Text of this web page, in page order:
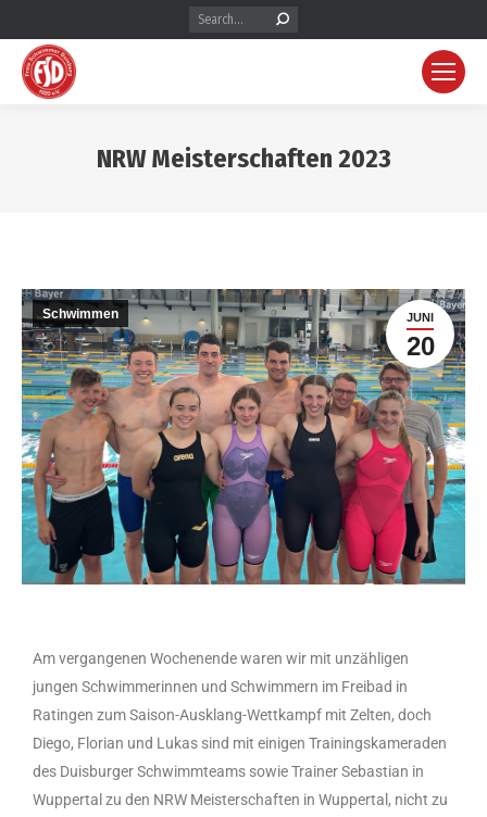
NRW Meisterschaften 2023
JUNI
20
Schwimmen
Am vergangenen Wochenende waren wir mit unzähligen
jungen Schwimmerinnen und Schwimmern im Freibad in
Ratingen zum Saison-Ausklang-Wettkampf mit Zelten, doch
Diego, Florian und Lukas sind mit einigen Trainingskameraden
des Duisburger Schwimmteams sowie Trainer Sebastian in
Wuppertal zu den NRW Meisterschaften in Wuppertal, nicht zu